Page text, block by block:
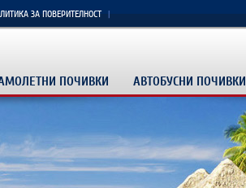
ЗА ПОВЕРИТЕЛНОСТ
ПОЧИВКИ АВТОБУСНИ ПОЧИВКИ